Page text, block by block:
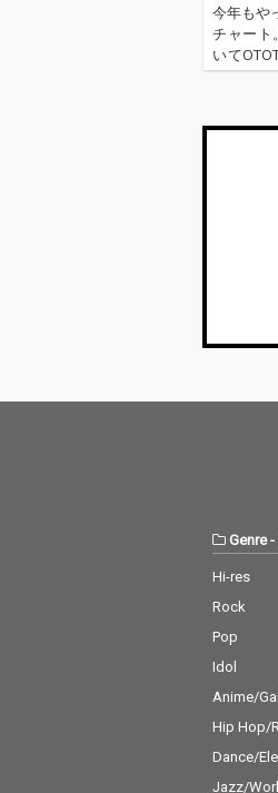
今年もや
チャート
いて
野に加え
Genre-
Hi-res
Rock
Pop
Idol
Anime/
Hip Hop/
Dance/
Jazz/